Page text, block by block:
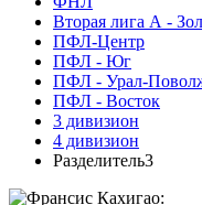
Вторая лига А -
ПФЛ-Центр
ПФЛ - Юг
ПФЛ - Урал-
ПФЛ - Восток
3 дивизион
4 дивизион
Разделитель3